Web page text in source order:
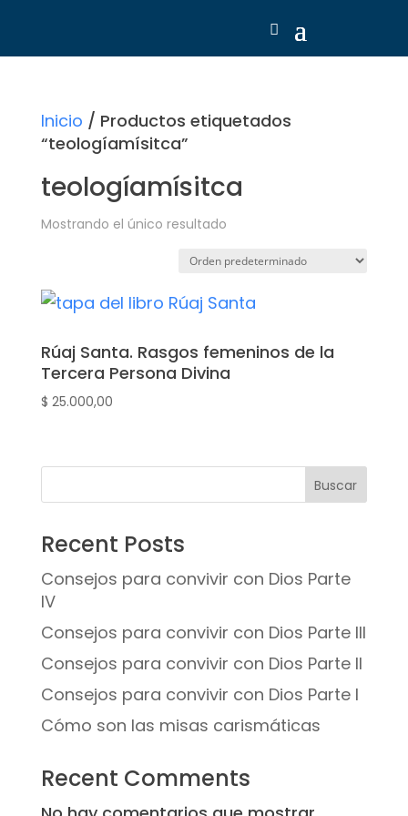
Inicio / Productos etiquetados
“teologíamísitca”
teologíamísitca
Mostrando el único resultado
Rúaj Santa. Rasgos femeninos de la
Tercera Persona Divina
$ 25.000,00
Buscar
Recent Posts
Consejos para convivir con Dios Parte
IV
Consejos para convivir con Dios Parte III
Consejos para convivir con Dios Parte II
Consejos para convivir con Dios Parte I
Cómo son las misas carismáticas
Recent Comments